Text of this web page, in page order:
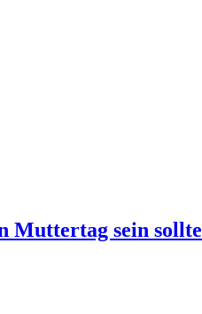
Muttertag sein sollte